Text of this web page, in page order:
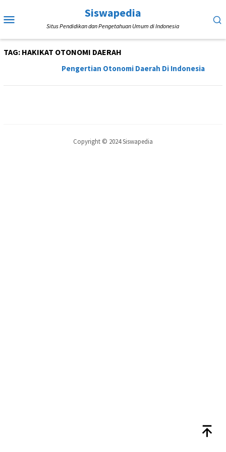
ke
Mobile
Siswapedia
Situs Pendidikan dan Pengetahuan Umum di Indonesia
TAG: HAKIKAT OTONOMI DAERAH
Pengertian Otonomi Daerah Di Indonesia
Copyright © 2024 Siswapedia